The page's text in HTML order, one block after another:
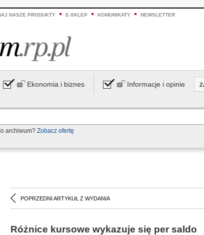
NASZE PRODUKTY E-SKLEP KOMUNIKATY NEWSLETTER
Ekonomia i biznes Informacje i opinie
archiwum? Zobacz ofertę
POPRZEDNI ARTYKUŁ Z WYDANIA
Różnice kursowe wykazuje się per saldo